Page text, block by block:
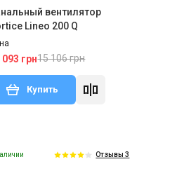
вентилятор
Lineo 200 Q
093 грн15 106 грн
Купить
Отзывы 3